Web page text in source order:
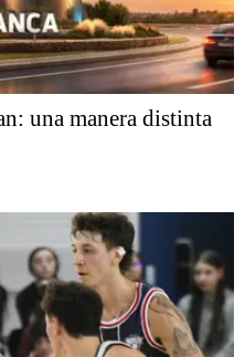
una manera distinta